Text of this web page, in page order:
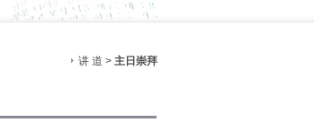
讲 道 > 主日崇拜